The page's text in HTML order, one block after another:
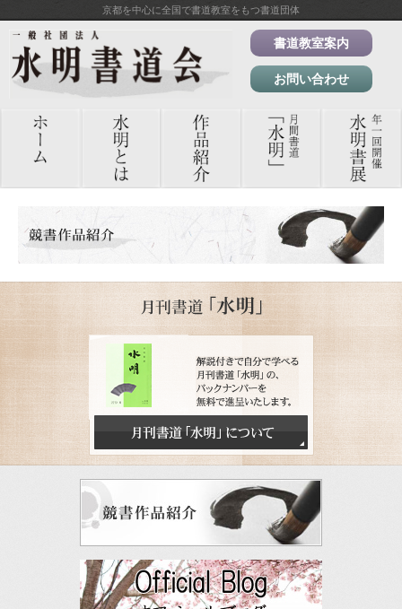
京都を中心に全国で書道教室をもつ書道団体
書道教室案内
お問い合わせ